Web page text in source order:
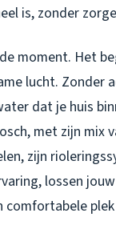
is, zonder
moment. Het
lucht. Zonder
dat je huis
met zijn mix
zijn
lossen
comfortabele